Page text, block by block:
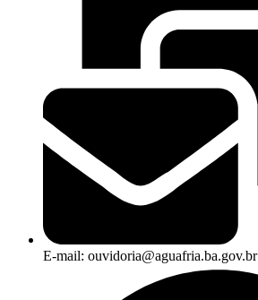
E-mail: ouvidoria@aguafria.ba.gov.br